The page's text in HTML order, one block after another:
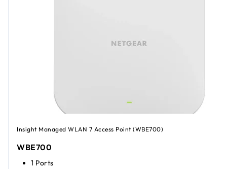
Insight Managed WLAN 7 Access Point (WBE700)
WBE700
1 Ports